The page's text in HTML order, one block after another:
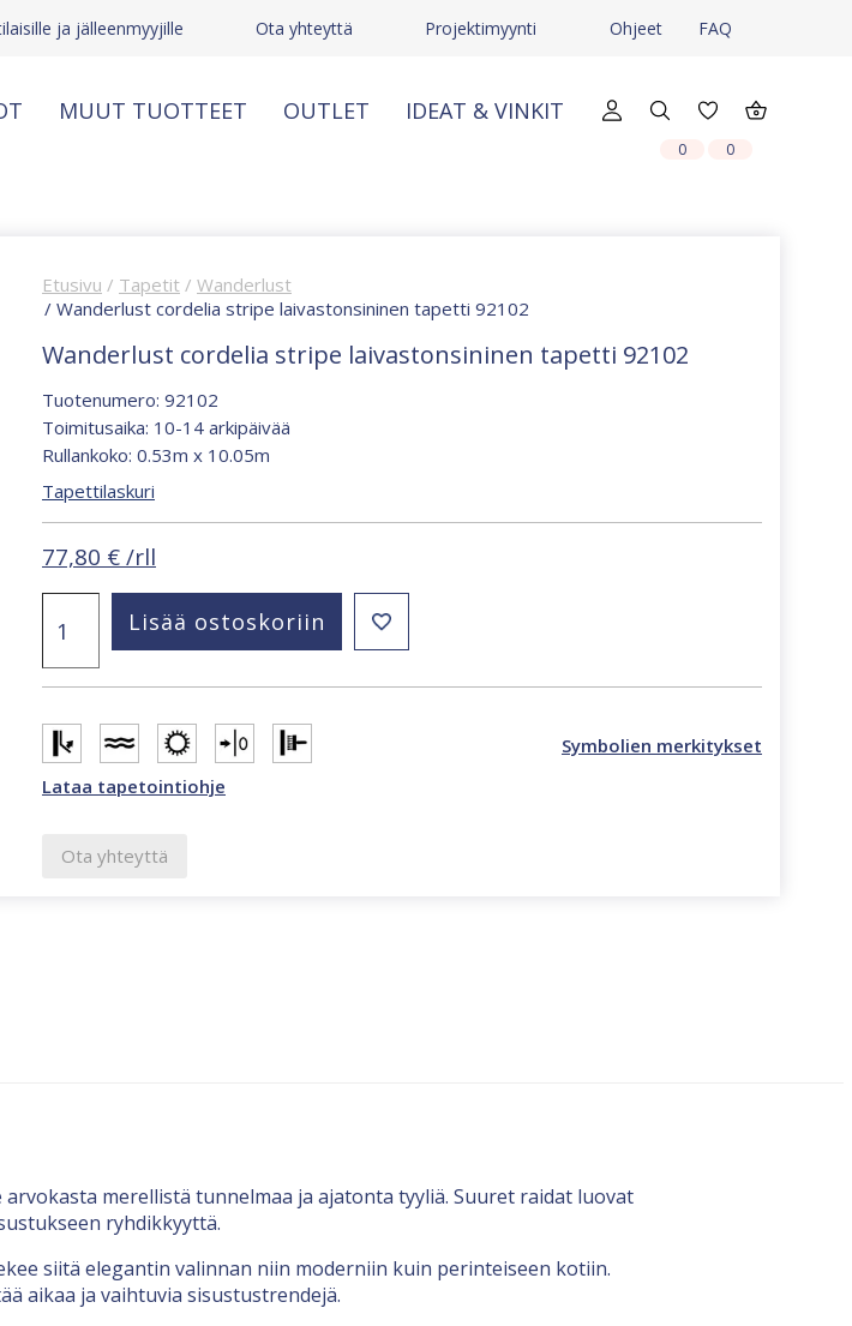
ja jälleenmyyjille Ota yhteyttä Projektimyynti Ohjeet FAQ
MUUT TUOTTEET OUTLET IDEAT & VINKIT
0 0
Etusivu / Tapetit / Wanderlust
/ Wanderlust cordelia stripe laivastonsininen tapetti 92102
Wanderlust cordelia stripe laivastonsininen tapetti 92102
Tuotenumero: 92102
Toimitusaika: 10-14 arkipäivää
Rullankoko: 0.53m x 10.05m
Tapettilaskuri
77,80 € /rll
cordelia
laivastonsininen
92102
määrä
Lisää ostoskoriin
Symbolien merkitykset
Lataa tapetointiohje
Ota yhteyttä
merellistä tunnelmaa ja ajatonta tyyliä. Suuret raidat luovat
ryhdikkyyttä.
siitä elegantin valinnan niin moderniin kuin perinteiseen kotiin.
aikaa ja vaihtuvia sisustustrendejä.